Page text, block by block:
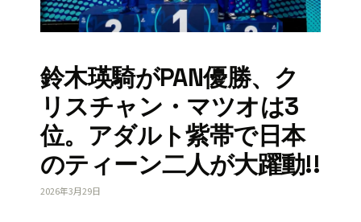
鈴木瑛騎がPAN優勝、ク
リスチャン・マツオは3
位。アダルト紫帯で日本
のティーン二人が大躍動!!
2026年3月29日